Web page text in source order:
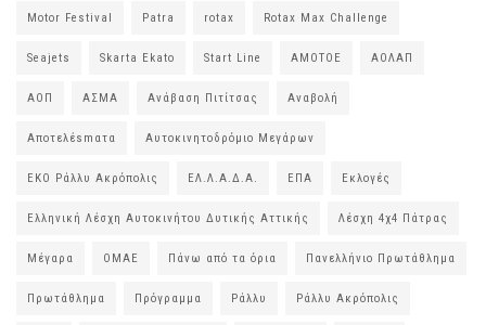
Motor Festival Patra rotax Rotax Max Challenge
Seajets Skarta Ekato Start Line ΑΜΟΤΟΕ ΑΟΛΑΠ
ΑΟΠ ΑΣΜΑ Ανάβαση Πιτίτσας Αναβολή
Αποτελέsmατα Αυτοκινητοδρόμιο Μεγάρων
ΕΚΟ Ράλλυ Ακρόπολις ΕΛ.Λ.Α.Δ.Α. ΕΠΑ Εκλογές
Ελληνική Λέσχη Αυτοκινήτου Δυτικής Αττικής Λέσχη 4χ4 Πάτρας
Μέγαρα ΟΜΑΕ Πάνω από τα όρια Πανελλήνιο Πρωτάθλημα
Πρωτάθλημα Πρόγραμμα Ράλλυ Ράλλυ Ακρόπολις